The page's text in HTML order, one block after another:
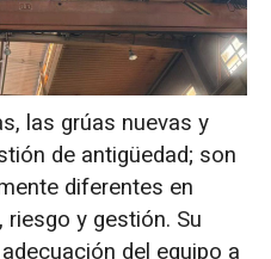
diseño vs. vida
servicio,
Cómo tomar la
las grúas nuevas y
de antigüedad; son
diferentes en
y gestión. Su
del equipo a